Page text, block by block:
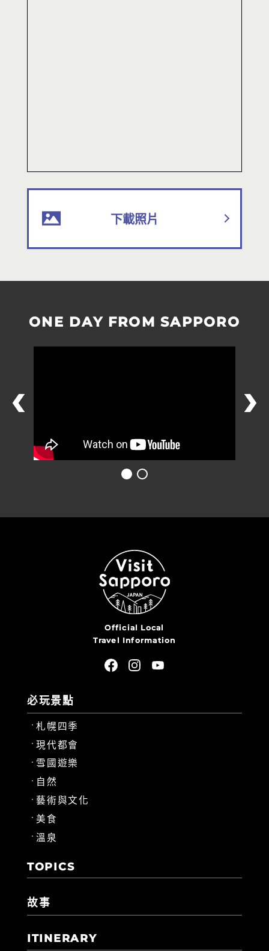
下載照片
ONE DAY FROM SAPPORO
Official Local
Travel Information
必玩景點
札幌四季
現代都會
雪國遊樂
自然
藝術與文化
美食
溫泉
TOPICS
故事
ITINERARY